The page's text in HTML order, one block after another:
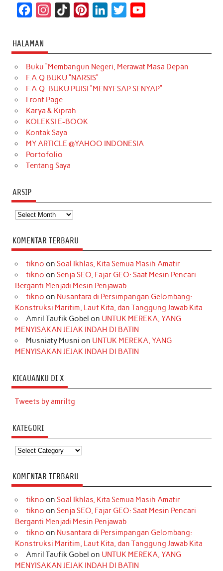
c
e
b
o
o
k
t
a
g
r
a
m
T
o
k
t
e
r
k
e
d
t
t
e
T
u
b
HALAMAN
Buku “Membangun Negeri, Merawat Masa Depan
F.A.Q BUKU “NARSIS”
F.A.Q. BUKU PUISI “MENYESAP SENYAP”
Front Page
Karya & Kiprah
KOLEKSI E-BOOK
Kontak Saya
MY ARTICLE @YAHOO INDONESIA
Portofolio
Tentang Saya
ARSIP
Arsip
KOMENTAR TERBARU
tikno on Soal Ikhlas, Kita Semua Masih Amatir
tikno on Senja SEO, Fajar GEO: Saat Mesin Pencari
Berganti Menjadi Mesin Penjawab
tikno on Nusantara di Persimpangan Gelombang:
Konstruksi Maritim, Laut Kita, dan Tanggung Jawab Kita
Amril Taufik Gobel on UNTUK MEREKA, YANG
MENYISAKAN JEJAK INDAH DI BATIN
Musniaty Musni on UNTUK MEREKA, YANG
MENYISAKAN JEJAK INDAH DI BATIN
KICAUANKU DI X
Tweets by amriltg
KATEGORI
Kategori
KOMENTAR TERBARU
tikno on Soal Ikhlas, Kita Semua Masih Amatir
tikno on Senja SEO, Fajar GEO: Saat Mesin Pencari
Berganti Menjadi Mesin Penjawab
tikno on Nusantara di Persimpangan Gelombang:
Konstruksi Maritim, Laut Kita, dan Tanggung Jawab Kita
Amril Taufik Gobel on UNTUK MEREKA, YANG
MENYISAKAN JEJAK INDAH DI BATIN